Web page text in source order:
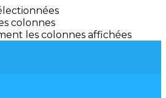
colonnes
les colonnes affichées